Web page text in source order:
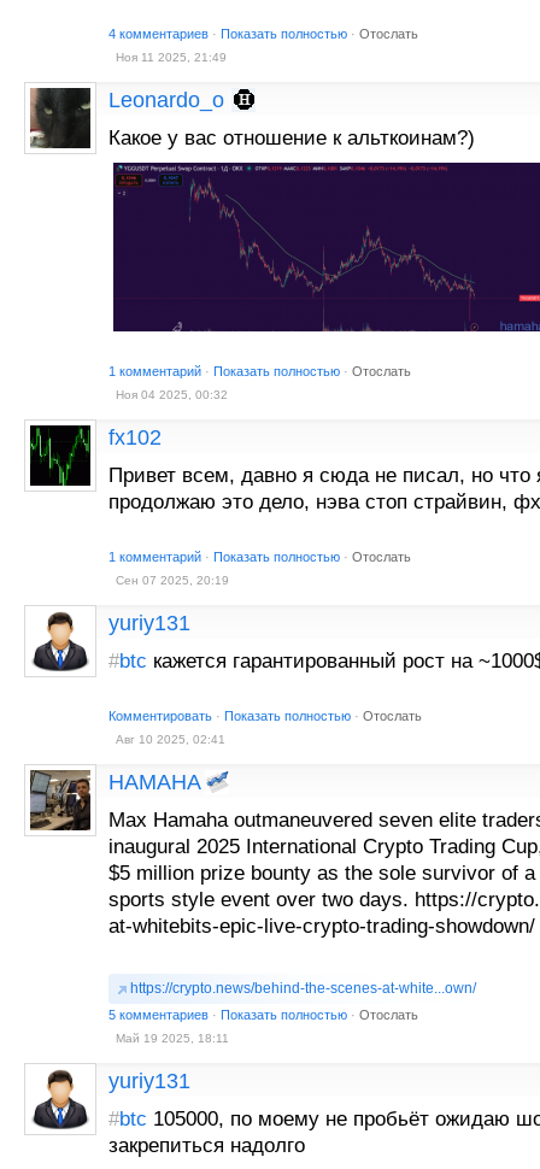
4 комментариев · Показать полностью · Отослать
Ноя 11 2025, 21:49
Leonardo_o
Какое у вас отношение к альткоинам?)
1 комментарий · Показать полностью · Отослать
Ноя 04 2025, 00:32
fx102
Привет всем, давно я сюда не писал, но что
продолжаю это дело, нэва стоп страйвин,
1 комментарий · Показать полностью · Отослать
Сен 07 2025, 20:19
yuriy131
#btc кажется гарантированный рост на
Комментировать · Показать полностью · Отослать
Авг 10 2025, 02:41
HAMAHA
Max Hamaha outmaneuvered seven elite
inaugural 2025 International Crypto Trading
$5 million prize bounty as the sole survivor of
sports style event over two days. https://
at-whitebits-epic-live-crypto-trading-showdown/
https://crypto.news/behind-the-scenes-at-white...own/
5 комментариев · Показать полностью · Отослать
Май 19 2025, 18:11
yuriy131
#btc 105000, по моему не пробьёт ожидаю
закрепиться надолго